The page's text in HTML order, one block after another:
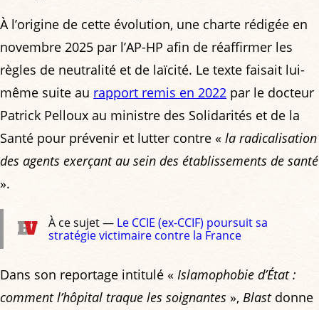
À l’origine de cette évolution, une charte rédigée en
novembre 2025 par l’AP-HP afin de réaffirmer les
règles de neutralité et de laïcité. Le texte faisait lui-
même suite au rapport remis en 2022 par le docteur
Patrick Pelloux au ministre des Solidarités et de la
Santé pour prévenir et lutter contre « la radicalisation
des agents exerçant au sein des établissements de santé
».
À ce sujet — Le CCIE (ex-CCIF) poursuit sa
stratégie victimaire contre la France
Dans son reportage intitulé « Islamophobie d’État :
comment l’hôpital traque les soignantes », Blastdonne